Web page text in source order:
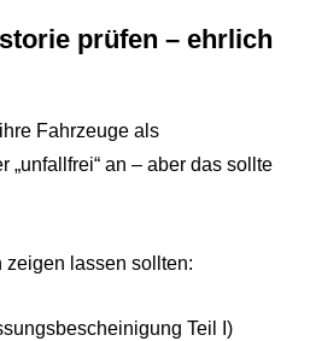
prüfen – ehrlich
Fahrzeuge als
„unfallfrei“ an – aber das sollte
zeigen lassen sollten:
Teil I)